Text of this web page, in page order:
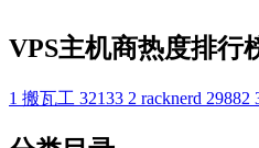
VPS主机商热度排行
1 搬瓦工 32133 2 racknerd 29882